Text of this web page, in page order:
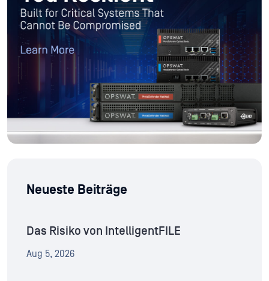
Neueste Beiträge
Das Risiko von IntelligentFILE
Aug 5, 2026